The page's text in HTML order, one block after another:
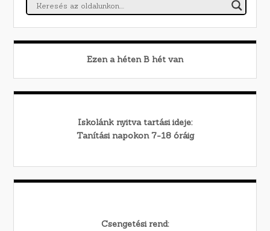
Ezen a héten B hét van
Iskolánk nyitva tartási ideje:
Tanítási napokon 7-18 óráig
Csengetési rend: